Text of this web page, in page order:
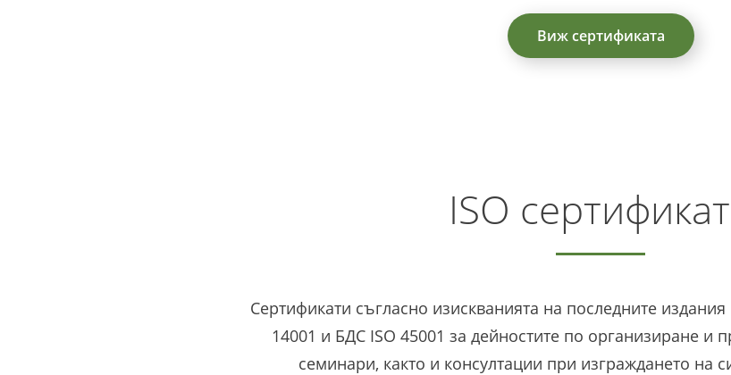
Виж сертификата
ISO
Сертификати съгласно изискванията на последните
14001 и БДС ISO 45001 за дейностите по организиране и
семинари, както и консултации при изграждането на